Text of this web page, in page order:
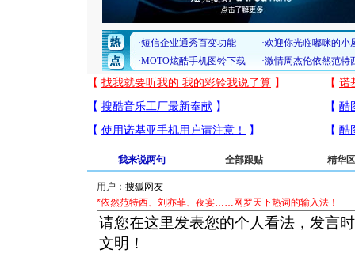
我来说两句 全部跟贴 精华区
用户：
*依然范特西、刘亦菲、夜宴……网罗天下热词的输入法！